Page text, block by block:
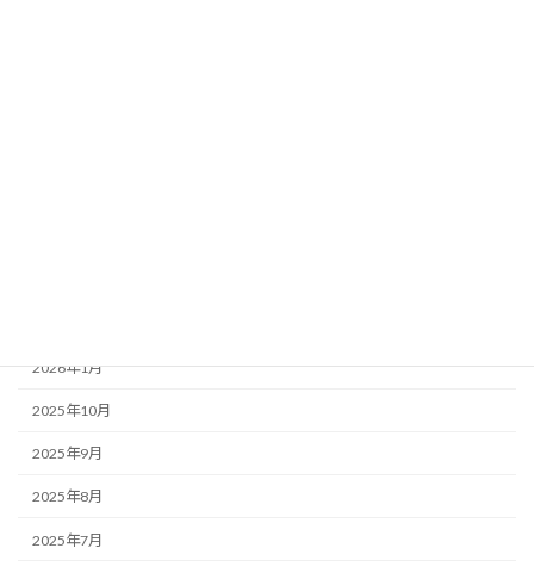
2026年1月
2025年10月
2025年9月
2025年8月
2025年7月